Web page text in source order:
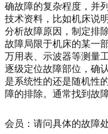
确故障的复杂程度，并
技术资料，比如机床说
分析故障原因，制定排
故障局限于机床的某一
万用表、示波器等测量
逐级定位故障部位，确
是系统性的还是随机性
障的排除。通常找到故
会员：请问具体的故障